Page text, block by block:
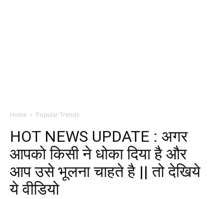
Home Popular Trends
HOT NEWS UPDATE : अगर
आपको किसी ने धोका दिया है और
आप उसे भूलना चाहते है || तो देखिये
ये वीडियो